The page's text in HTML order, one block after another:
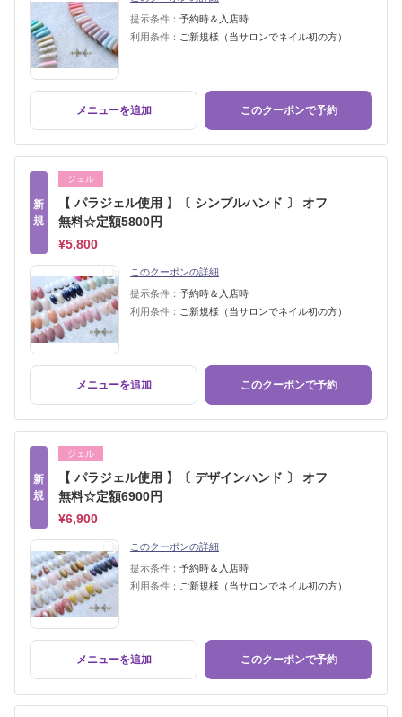
提示条件： 予約時＆入店時
利用条件： ご新規様（当サロンでネイル初の方）
メニューを追加 このクーポンで予約
新
規
ジェル
【 パラジェル使用 】〔 シンプルハンド 〕 オフ
無料☆定額5800円
¥5,800
このクーポンの詳細
提示条件： 予約時＆入店時
利用条件： ご新規様（当サロンでネイル初の方）
メニューを追加 このクーポンで予約
新
規
ジェル
【 パラジェル使用 】〔 デザインハンド 〕 オフ
無料☆定額6900円
¥6,900
このクーポンの詳細
提示条件： 予約時＆入店時
利用条件： ご新規様（当サロンでネイル初の方）
メニューを追加 このクーポンで予約